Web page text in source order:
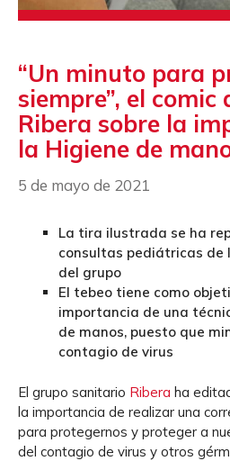
“Un minuto para
siempre”, el comic
Ribera sobre la
la Higiene de
5 de mayo de 2021
La tira ilustrada se ha
consultas pediátricas de
del grupo
El tebeo tiene como
importancia de una
de manos, puesto que
contagio de virus
El grupo sanitario Ribera ha
la importancia de realizar una
para protegernos y proteger a
del contagio de virus y otros